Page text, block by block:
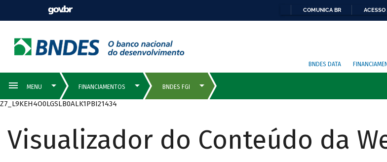
COMUNICA BR ACESSO
BNDES DATA
Z7_L9KEH4O0LGSLB0ALK1PBI21434
Visualizador do Conteúdo da